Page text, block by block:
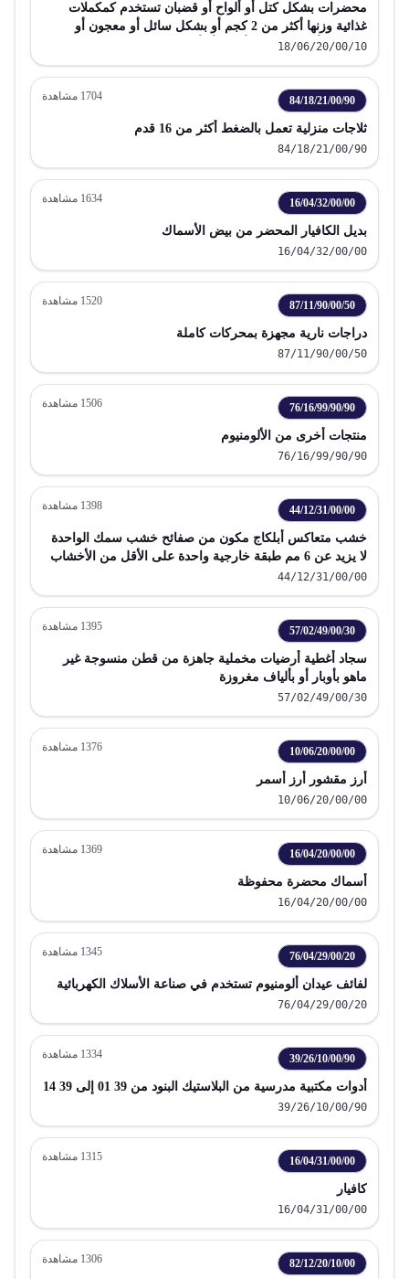
محضرات بشكل كتل أو ألواح أو قضبان تستخدم كمكملات
غذائية وزنها أكثر من 2 كجم أو بشكل سائل أو معجون أو
مسحوق أو حبيبات في أوعية أو أغلفة جاهزة للتداول الفوري
وزنها أكثر من 2 كجم
18/06/20/00/10
84/18/21/00/90
1704 مشاهدة
ثلاجات منزلية تعمل بالضغط أكثر من 16 قدم
84/18/21/00/90
16/04/32/00/00
1634 مشاهدة
بديل الكافيار المحضر من بيض الأسماك
16/04/32/00/00
87/11/90/00/50
1520 مشاهدة
دراجات نارية مجهزة بمحركات كاملة
87/11/90/00/50
76/16/99/90/90
1506 مشاهدة
منتجات أخرى من الألومنيوم
76/16/99/90/90
44/12/31/00/00
1398 مشاهدة
خشب متعاكس أبلكاج مكون من صفائح خشب سمك الواحدة
لا يزيد عن 6 مم طبقة خارجية واحدة على الأقل من الأخشاب
الاستوائية
44/12/31/00/00
57/02/49/00/30
1395 مشاهدة
سجاد أغطية أرضيات مخملية جاهزة من قطن منسوجة غير
ماهو بأوبار أو بألياف مغروزة
57/02/49/00/30
10/06/20/00/00
1376 مشاهدة
أرز مقشور أرز أسمر
10/06/20/00/00
16/04/20/00/00
1369 مشاهدة
أسماك محضرة محفوظة
16/04/20/00/00
76/04/29/00/20
1345 مشاهدة
لفائف عيدان ألومنيوم تستخدم في صناعة الأسلاك الكهربائية
76/04/29/00/20
39/26/10/00/90
1334 مشاهدة
أدوات مكتبية مدرسية من البلاستيك البنود من 39 01 إلى 39 14
39/26/10/00/90
16/04/31/00/00
1315 مشاهدة
كافيار
16/04/31/00/00
82/12/20/10/00
1306 مشاهدة